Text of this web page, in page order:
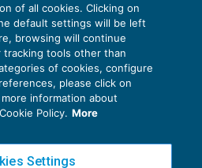
Policy
Policy
of all cookies. Clicking on
default settings will be left
browsing will continue
tools other than
of cookies, configure
please click on
information about
Policy. More
Settings